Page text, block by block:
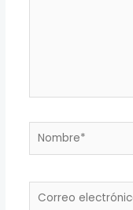
Nombre*
Correo